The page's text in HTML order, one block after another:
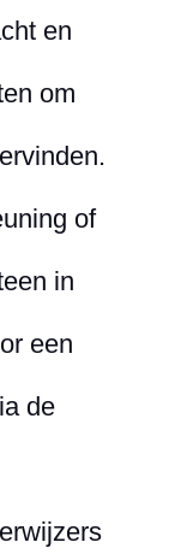
en
om
of
in
een
de